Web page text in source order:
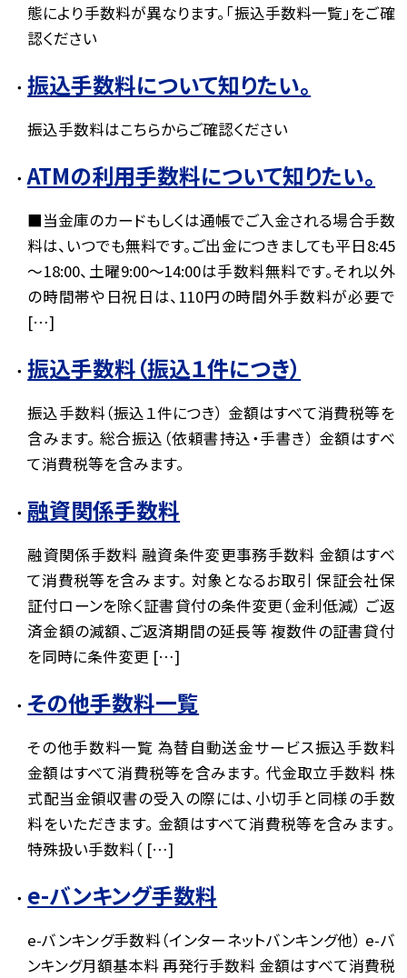
態により手数料が異なります。「振込手数料一覧」をご確
認ください
振込手数料について知りたい。
振込手数料はこちらからご確認ください
ATMの利用手数料について知りたい。
■当金庫のカードもしくは通帳でご入金される場合手数
料は、いつでも無料です。ご出金につきましても平日8:45
～18:00、土曜9:00～14:00は手数料無料です。それ以外
の時間帯や日祝日は、110円の時間外手数料が必要で
[…]
振込手数料（振込１件につき）
振込手数料（振込１件につき） 金額はすべて消費税等を
含みます。 総合振込（依頼書持込・手書き） 金額はすべ
て消費税等を含みます。
融資関係手数料
融資関係手数料 融資条件変更事務手数料 金額はすべ
て消費税等を含みます。 対象となるお取引 保証会社保
証付ローンを除く証書貸付の条件変更（金利低減） ご返
済金額の減額、ご返済期間の延長等 複数件の証書貸付
を同時に条件変更 […]
その他手数料一覧
その他手数料一覧 為替自動送金サービス振込手数料
金額はすべて消費税等を含みます。 代金取立手数料 株
式配当金領収書の受入の際には、小切手と同様の手数
料をいただきます。 金額はすべて消費税等を含みます。
特殊扱い手数料（ […]
e-バンキング手数料
e-バンキング手数料（インターネットバンキング他） e-バ
ンキング月額基本料 再発行手数料 金額はすべて消費税